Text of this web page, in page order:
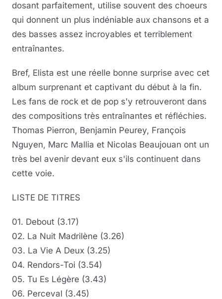
dosant parfaitement, utilise souvent des choeurs
qui donnent un plus indéniable aux chansons et a
des basses assez incroyables et terriblement
entraînantes.
Bref, Elista est une réelle bonne surprise avec cet
album surprenant et captivant du début à la fin.
Les fans de rock et de pop s'y retrouveront dans
des compositions très entraînantes et réfléchies.
Thomas Pierron, Benjamin Peurey, François
Nguyen, Marc Mallia et Nicolas Beaujouan ont un
très bel avenir devant eux s'ils continuent dans
cette voie.
LISTE DE TITRES
01. Debout (3.17)
02. La Nuit Madrilène (3.26)
03. La Vie A Deux (3.25)
04. Rendors-Toi (3.54)
05. Tu Es Légère (3.43)
06. Perceval (3.45)